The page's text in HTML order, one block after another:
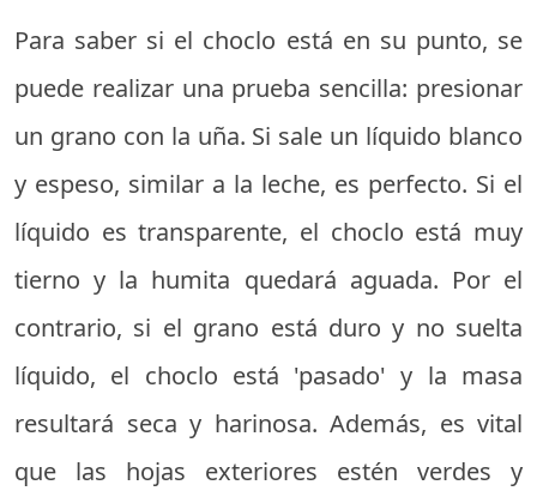
Para saber si el choclo está en su punto, se
puede realizar una prueba sencilla: presionar
un grano con la uña. Si sale un líquido blanco
y espeso, similar a la leche, es perfecto. Si el
líquido es transparente, el choclo está muy
tierno y la humita quedará aguada. Por el
contrario, si el grano está duro y no suelta
líquido, el choclo está 'pasado' y la masa
resultará seca y harinosa. Además, es vital
que las hojas exteriores estén verdes y